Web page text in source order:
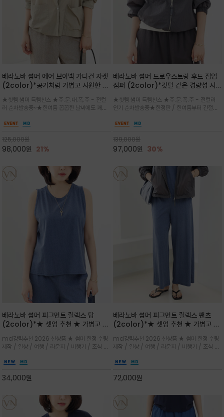
베라노바 썸머 에어 브이넥 가디건 자켓
(2color)*공기처럼 가볍고 시원한 나
브이넥 디자인이라 부담없이 쓱쓱~걸치
는 꾸안꾸!!가볍고 바스락한 나일론 블렌
드 소재감이 세련된 무드를 더해주는 가
★핫템 썸머 득템찬스 ★주.문.대.폭.주 - 전컬
러 순차발송중~★한여름 꿉꿉한 날씨에도 쾌적
일 자켓은 가벼운 무게감과 방수성 덕분에 여름
등과 밸런스를 맞춥니다
125,000원
98,000원 21%
베라노바 썸머 드로우스트링 후드 집업
점퍼 (2color)*깃털 같은 경량성 시원
(Volume Fit)가볍지만 입체적인 실
루엣을 유지하는 구조적 디자인
★핫템 썸머 득템찬스 ★주.문.폭.주 - 전컬러
인기 순차발송중★한정판 / 한여름부터 간절기
단 스토퍼 디테일로 핏 조절이 가능해 실용적/바
가볍게 비치는 세련된후드
139,000원
97,000원 30%
베라노바 썸머 피그먼트 릴렉스 탑
(2color)*★ 셋업 추천 ★ 가볍고 부
튼 소재로 완성
md강력추천 2026 신상품 ★ 썸머 한정 수량
제작 / 일상 / 여행 / 라운지 / 비행기 / 조식 /
그먼트로 제작되어 편하고 가볍게 후회없으실 아
34,000원
베라노바 썸머 피그먼트 릴렉스 팬츠
(2color)*★ 셋업 추천 ★ 가볍고 부
튼 소재로 완성
md강력추천 2026 신상품 ★ 썸머 한정 수량
제작 / 일상 / 여행 / 라운지 / 비행기 / 조식 /
그먼트로 제작되어 편하고 가볍게 후회없으실 아
72,000원